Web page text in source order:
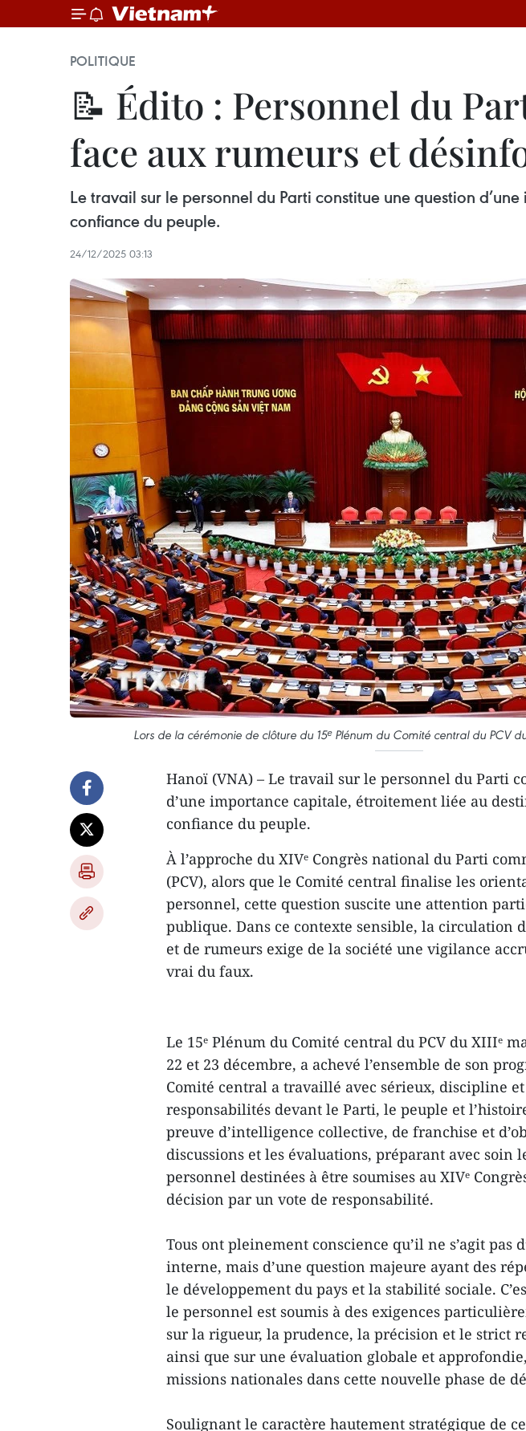
POLITIQUE
📝 Édito : Personnel du
face aux rumeurs et
Le travail sur le personnel du Parti constitue une question
confiance du peuple.
24/12/2025 03:13
Lors de la cérémonie de clôture du 15ᵉ Plénum du Comité central du PCV
Hanoï (VNA) – Le travail sur le personnel du Parti
d’une importance capitale, étroitement liée au
confiance du peuple.
À l’approche du XIVᵉ Congrès national du Parti
(PCV), alors que le Comité central finalise les
personnel, cette question suscite une attention
publique. Dans ce contexte sensible, la circulation
et de rumeurs exige de la société une vigilance
vrai du faux.
Le 15ᵉ Plénum du Comité central du PCV du XIIIᵉ
22 et 23 décembre, a achevé l’ensemble de son
Comité central a travaillé avec sérieux, discipline
responsabilités devant le Parti, le peuple et
preuve d’intelligence collective, de franchise et
discussions et les évaluations, préparant avec soin
personnel destinées à être soumises au XIVᵉ
décision par un vote de responsabilité.
Tous ont pleinement conscience qu’il ne s’agit pas
interne, mais d’une question majeure ayant des
le développement du pays et la stabilité sociale.
le personnel est soumis à des exigences
sur la rigueur, la prudence, la précision et le strict
ainsi que sur une évaluation globale et
missions nationales dans cette nouvelle phase de
Soulignant le caractère hautement stratégique de